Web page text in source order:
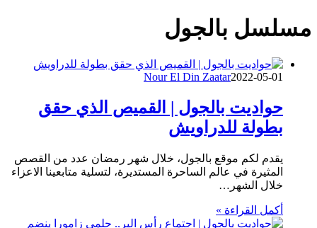
مسلسل بالجول
Nour El Din Zaatar2022-05-01
حواديت بالجول | القميص الذي حقق
بطولة للدراويش
يقدم لكم موقع بالجول، خلال شهر رمضان عدد من القصص
المثيرة في عالم الساحرة المستديرة، لتسلية متابعينا الاعزاء
خلال الشهر…
أكمل القراءة »